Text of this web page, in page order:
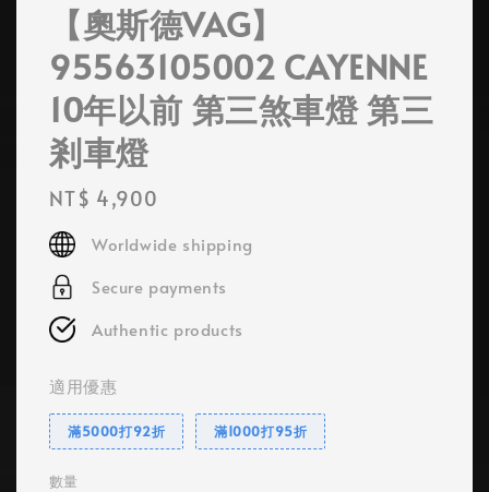
【奧斯德VAG】
95563105002 CAYENNE
10年以前 第三煞車燈 第三
剎車燈
Regular
price
NT$ 4,900
Worldwide shipping
Secure payments
Authentic products
適用優惠
滿5000打92折 滿1000打95折
數量